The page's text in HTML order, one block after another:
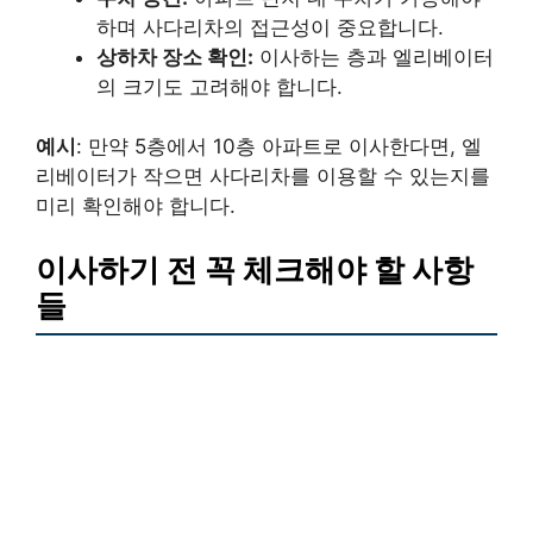
하며 사다리차의 접근성이 중요합니다.
상하차 장소 확인: 이사하는 층과 엘리베이터
의 크기도 고려해야 합니다.
예시 : 만약 5층에서 10층 아파트로 이사한다면, 엘
리베이터가 작으면 사다리차를 이용할 수 있는지를
미리 확인해야 합니다.
이사하기 전 꼭 체크해야 할 사항
들